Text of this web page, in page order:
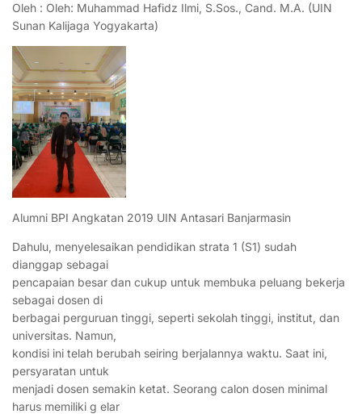
Oleh : Oleh: Muhammad Hafidz Ilmi, S.Sos., Cand. M.A. (UIN
Sunan Kalijaga Yogyakarta)
Alumni BPI Angkatan 2019 UIN Antasari Banjarmasin
Dahulu, menyelesaikan pendidikan strata 1 (S1) sudah
dianggap sebagai
pencapaian besar dan cukup untuk membuka peluang bekerja
sebagai dosen di
berbagai perguruan tinggi, seperti sekolah tinggi, institut, dan
universitas. Namun,
kondisi ini telah berubah seiring berjalannya waktu. Saat ini,
persyaratan untuk
menjadi dosen semakin ketat. Seorang calon dosen minimal
harus memiliki g elar